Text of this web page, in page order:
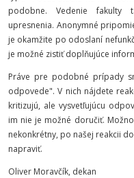
podobne. Vedenie fakulty
upresnenia. Anonymné
je okamžite po odoslaní
je možné zistiť doplňujúce
Práve pre podobné prípady
odpovede". V nich nájdete
kritizujú, ale vysvetľujúcu
im nie je možné doručiť.
nekonkrétny, po našej reakcii
napraviť.
Oliver Moravčík, dekan